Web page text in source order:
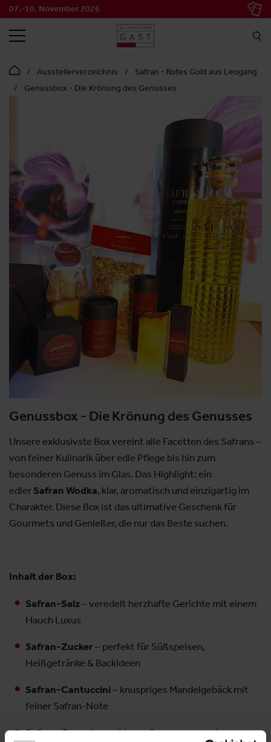
07.-10. November 2026
SUCHEN
Ausstellerverzeichnis
Safran - Rotes Gold aus Leogang
Genussbox - Die Krönung des Genusses
Genussbox - Die Krönung des Genusses
Unsere exklusivste Box vereint alle Facetten des Safrans –
von feiner Kulinarik über edle Pflege bis hin zum
besonderen Genuss im Glas. Das Highlight: ein
edler Safran Wodka, klar, aromatisch und einzigartig im
Charakter. Diese Box ist das ultimative Geschenk für
Gourmets und Genießer, die nur das Beste suchen.
Inhalt der Box:
Safran-Salz– veredelt herzhafte Gerichte mit einem
Hauch Luxus
Safran-Zucker– perfekt für Süßspeisen,
Heißgetränke & Backideen
Safran-Cantuccini– knuspriges Mandelgebäck mit
feiner Safran-Note
Safran-Granola– goldener Genussmoment zum